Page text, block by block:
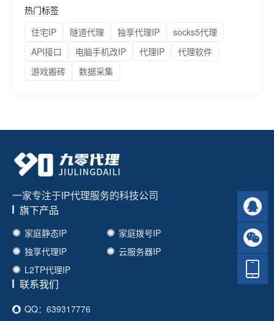
热门标签
住宅IP
隧道代理 独享代理IP
socks5代理
API接口
电脑手机改IP 代理IP
代理软件
游戏搬砖
数据采集
一家专注于IP代理服务的科技公司
旗下产品
家庭静态IP
家庭拨号IP
独享代理IP
云服务器IP
L2TP代理IP
联系我们
QQ：639317776